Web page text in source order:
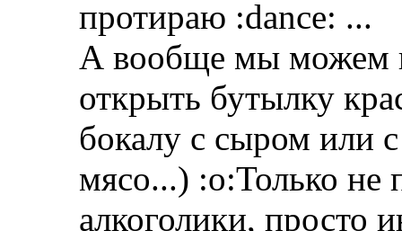
протираю :dance: ...
А вообще мы можем
открыть бутылку
бокалу с сыром или
мясо...) :o:Только не
алкоголики, просто